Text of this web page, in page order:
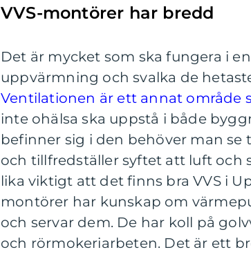
VVS-montörer har bredd
Det är mycket som ska fungera i
uppvärmning och svalka de
Ventilationen är ett annat område
inte ohälsa ska uppstå i både
befinner sig i den behöver man
och tillfredställer syftet att luft och
lika viktigt att det finns bra VVS i
montörer har kunskap om
och servar dem. De har koll på
och rörmokeriarbeten. Det är ett